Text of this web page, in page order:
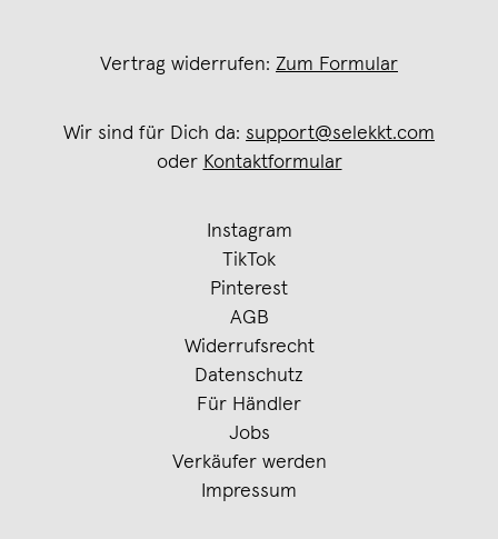
Vertrag widerrufen: Zum Formular
Wir sind für Dich da: support@selekkt.com
oder Kontaktformular
Instagram
TikTok
Pinterest
AGB
Widerrufsrecht
Datenschutz
Für Händler
Jobs
Verkäufer werden
Impressum